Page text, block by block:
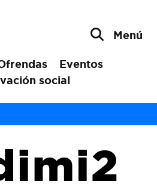
Eventos
social
Menú